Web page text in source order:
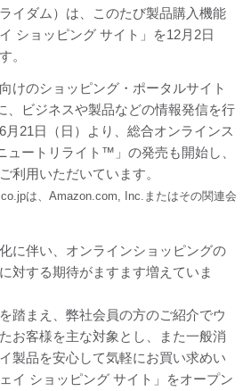
イダム）は、このたび製品購入機能
ショッピング サイト」を12月2日
。
けのショッピング・ポータルサイト
、ビジネスや製品などの情報発信を行
月21日（日）より、総合オンラインス
ュートリライト™」の発売も開始し、
利用いただいています。
は、Amazon.com, Inc.またはその関連会
に伴い、オンラインショッピングの
対する期待がますます増えていま
踏まえ、弊社会員の方のご紹介でウ
お客様を主な対象とし、また一般消
製品を安心して気軽にお買い求めい
イ ショッピング サイト」をオープン